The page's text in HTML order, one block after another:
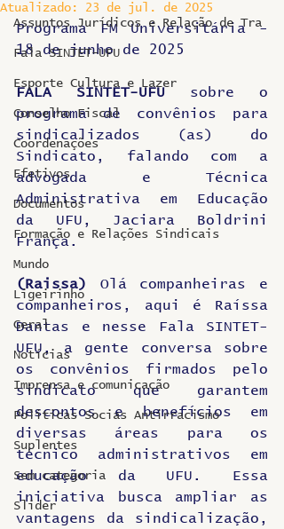
Assuntos Jurídicos e Relação de Tra
Fala SINTET-UFU
Esporte Cultura e Lazer
Conselho Fiscal
Coordenações
Efetivos
Documentos
Formação e Relações Sindicais
Mundo
Ligeirinho
Geral
Notícias
Imprensa e comunicação
Politicas Socias Antirracismo
Suplentes
Sem categoria
Slider
Atualizado: 23 de jul. de 2025
Programa FM Universitária -
18 de junho de 2025
FALA SINTET-UFU sobre o
programa de convênios para
sindicalizados (as) do
Sindicato, falando com a
advogada e Técnica
Administrativa em Educação
da UFU, Jaciara Boldrini
França.
(Raissa)
Olá companheiras e
companheiros, aqui é Raíssa
Dantas e nesse Fala SINTET-
UFU, a gente conversa sobre
os convênios firmados pelo
sindicato que garantem
descontos e benefícios em
diversas áreas para os
técnico administrativos em
educação da UFU. Essa
iniciativa busca ampliar as
vantagens da sindicalização,